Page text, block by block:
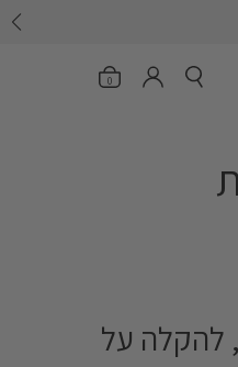
פתח חיפוש פתיחת הסל0
להקלה על